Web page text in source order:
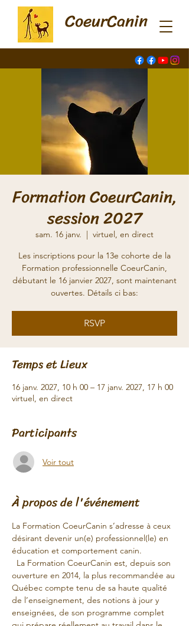
CoeurCanin
Formation CoeurCanin,
session 2027
sam. 16 janv.
  |
virtuel, en direct
Les inscriptions pour la 13e cohorte de la
Formation professionnelle CoeurCanin,
débutant le 16 janvier 2027, sont maintenant
ouvertes. Détails ci bas:
RSVP
Temps et Lieux
16 janv. 2027, 10 h 00 – 17 janv. 2027, 17 h 00
virtuel, en direct
Participants
Voir tout
À propos de l'événement
La Formation CoeurCanin s’adresse à ceux
désirant devenir un(e) professionnel(le) en
éducation et comportement canin.
La Formation CoeurCanin est, depuis son
ouverture en 2014, la plus recommandée au
Québec compte tenu de sa haute qualité
de l’enseignement, des notions à jour y
enseignées, de son programme complet